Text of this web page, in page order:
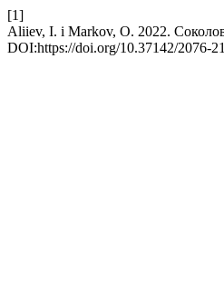
[1]
Aliiev, I. і Markov, O. 2022.
DOI:https://doi.org/10.37142/2076-